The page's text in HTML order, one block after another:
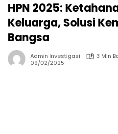
HPN 2025:
Keluarga, Solusi
Bangsa
Admin Investigasi
3 Min
09/02/2025